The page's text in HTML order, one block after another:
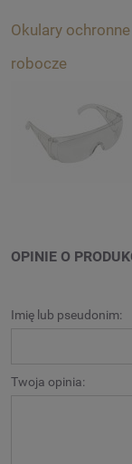
Okulary
robocze
OPINIE O
Imię lub pseudonim:
Twoja opinia: